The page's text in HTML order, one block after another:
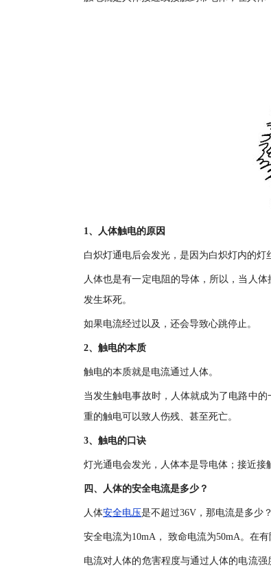
1、人体触电的原因
白炽灯通电后会发光，是因为白炽灯内的灯
人体也是有一定电阻的导体，所以，当人
发生坏死。
如果电流经过以及，还会导致心跳停止。
2、触电的本质
触电的本质就是电流通过人体。
当发生触电事故时，人体就成为了电路中
重的触电可以致人伤残、甚至死亡。
3、触电的口诀
灯光通电会发光，人体本是导电体；接近接
四、人体的安全电流是多少？
人体安全电压是不超过36V，那电流是多少？
安全电流为10mA， 致命电流为50mA。在
电流对人体的危害程度与通过人体的电流